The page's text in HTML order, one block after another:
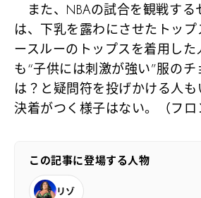
また、NBAの試合を観戦する
は、下乳を露わにさせたトッ
ースルーのトップスを着用し
も“子供には刺激が強い”服の
は？と疑問符を投げかける人
決着がつく様子はない。（フロ
この記事に登場する人物
リゾ